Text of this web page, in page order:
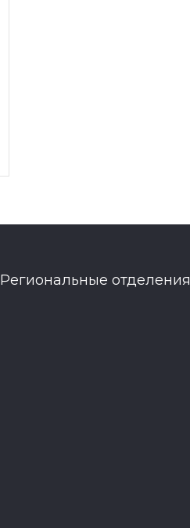
Региональные отделения